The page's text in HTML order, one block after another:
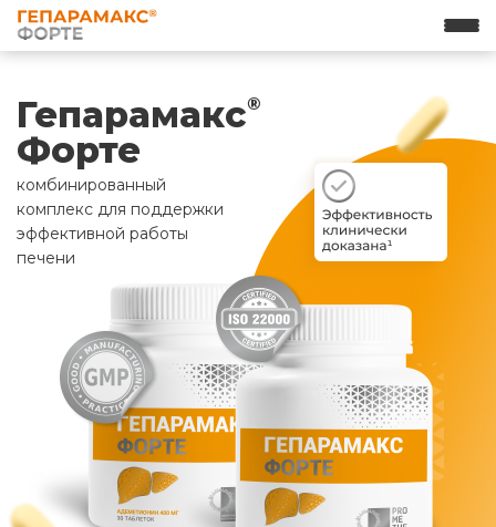
Гепарамакс®
Форте
комбинированный
комплекс для поддержки
эффективной работы
печени